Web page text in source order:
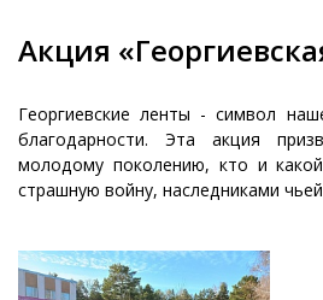
Акция
Георгиевские ленты - символ
благодарности. Эта акция
молодому поколению, кто и
страшную войну, наследниками